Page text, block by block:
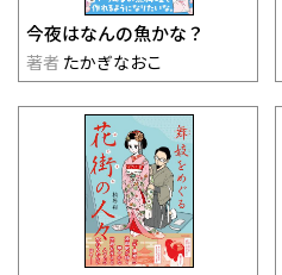
今夜はなんの魚かな？
著者 たかぎなおこ